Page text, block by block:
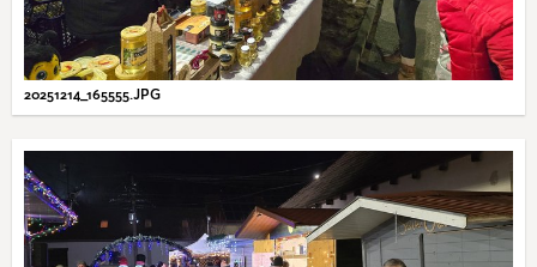
20251214_165555.JPG